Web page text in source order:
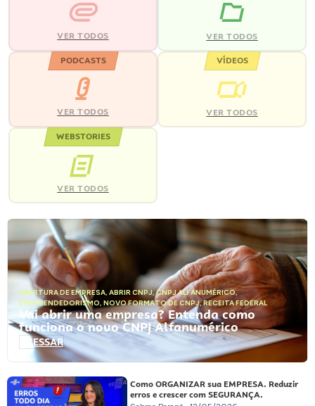
VER TODOS VER TODOS
PODCASTS
VER TODOS
VÍDEOS
VER TODOS
WEBSTORIES
VER TODOS
ABERTURA DE EMPRESA, ABRIR CNPJ,CNPJ ALFANUMÉRICO,
EMPREENDEDORISMO, NOVO FORMATO DE CNPJ,RECEITA FEDERAL
Vai abrir uma empresa? Entenda como
funciona o novo CNPJ Alfanumérico
ACESSAR
Como ORGANIZAR sua EMPRESA. Reduzir
erros e crescer com SEGURANÇA.